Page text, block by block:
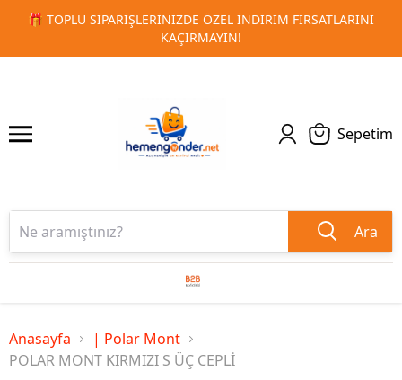
🚀 KURUMSAL PROMOSYON VE MATBAA ÜRÜNLERINDE
TESLIMAT!
1 2
Sepetim
Ara
Anasayfa
| Polar Mont
POLAR MONT KIRMIZI S ÜÇ CEPLİ